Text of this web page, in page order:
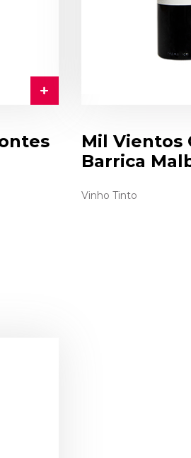
Mil Vientos
Barrica
Vinho Tinto